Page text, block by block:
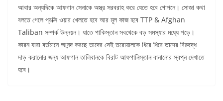
আবার অন্যদিকে আফগান সেনাকে অস্ত্র সরবরাহ করে যেতে হবে গোপনে। সোজা কথা
বলতে গেলে প্রক্সি ওয়ার খেলতে হবে আর মূল কাজ হবে TTP & Afghan
Taliban সম্পর্ক উন্নয়ন। যাতে পাকিস্তান সবথেকে বড় সমস্যার মধ্যে পড়ে।
কারন যারা বর্তমানে আনন্দ করছে তাদের সেই তরোয়ালকে ধিরে ধিরে তাদের বিরুদ্ধে
দাড় করানোর জন্য আফগান তালিবানকে বিরাট আফগানিস্তান বানানোর স্বপ্ন দেখাতে
হবে।